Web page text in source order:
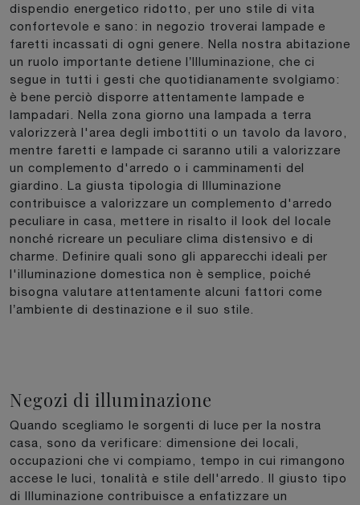
dispendio energetico ridotto, per uno stile di vita
confortevole e sano: in negozio troverai lampade e
faretti incassati di ogni genere. Nella nostra abitazione
un ruolo importante detiene l’Illuminazione, che ci
segue in tutti i gesti che quotidianamente svolgiamo:
è bene perciò disporre attentamente lampade e
lampadari. Nella zona giorno una lampada a terra
valorizzerà l'area degli imbottiti o un tavolo da lavoro,
mentre faretti e lampade ci saranno utili a valorizzare
un complemento d'arredo o i camminamenti del
giardino. La giusta tipologia di Illuminazione
contribuisce a valorizzare un complemento d'arredo
peculiare in casa, mettere in risalto il look del locale
nonché ricreare un peculiare clima distensivo e di
charme. Definire quali sono gli apparecchi ideali per
l'illuminazione domestica non è semplice, poiché
bisogna valutare attentamente alcuni fattori come
l’ambiente di destinazione e il suo stile.
Negozi di illuminazione
Quando scegliamo le sorgenti di luce per la nostra
casa, sono da verificare: dimensione dei locali,
occupazioni che vi compiamo, tempo in cui rimangono
accese le luci, tonalità e stile dell'arredo. Il giusto tipo
di Illuminazione contribuisce a enfatizzare un